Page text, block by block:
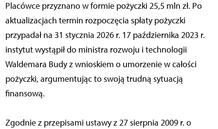
Placówce przyznano w formie pożyczki 25,5 mln zł. Po
aktualizacjach termin rozpoczęcia spłaty pożyczki
przypadał na 31 stycznia 2026 r. 17 października 2023 r.
instytut wystąpił do ministra rozwoju i technologii
Waldemara Budy z wnioskiem o umorzenie w całości
pożyczki, argumentując to swoją trudną sytuacją
finansową.
Zgodnie z przepisami ustawy z 27 sierpnia 2009 r. o